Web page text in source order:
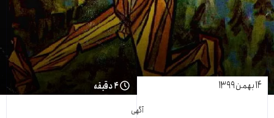
۱۴ بهمن ۱۳۹۹ ۴ دقیقه
آگهی